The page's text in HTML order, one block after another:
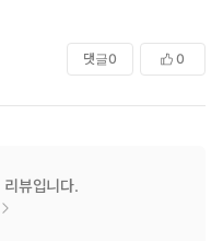
’ 이 부장의 탄생
의 대명사 기러기 아빠, 거
환자까지…… 중년 남성의 위
들, 뿐만 아니라 직장 생활의
연민, 걱정과 응원의 댓글이
도 그 안에서 힘겹게 버티는
댓글0 0
뷰입니다.